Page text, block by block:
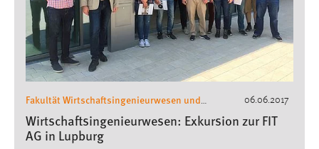
06.06.2017
Fakultät Wirtschaftsingenieurwesen und
Gesundheit , Wirtschaftsingenieurwesen
Exkursionen Wirtschaftsingenieurwesen
Wirtschaftsingenieurwesen: Exkursion zur FIT
AG in Lupburg